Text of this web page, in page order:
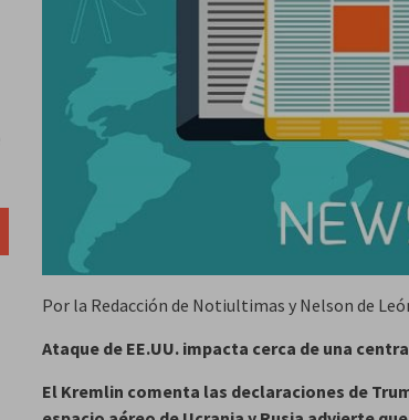
Por la Redacción de Notiultimas y Nelson de
Ataque de EE.UU. impacta cerca de una
El Kremlin comenta las declaraciones de